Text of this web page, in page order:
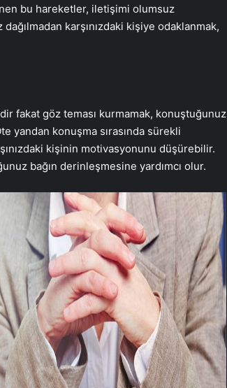
bu hareketler, iletişimi olumsuz
karşınızdaki kişiye odaklanmak,
fakat göz teması kurmamak, konuştuğunuz
yandan konuşma sırasında sürekli
kişinin motivasyonunu düşürebilir.
bağın derinleşmesine yardımcı olur.